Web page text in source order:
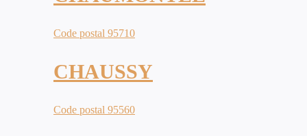
Code postal 95710
CHAUSSY
Code postal 95560